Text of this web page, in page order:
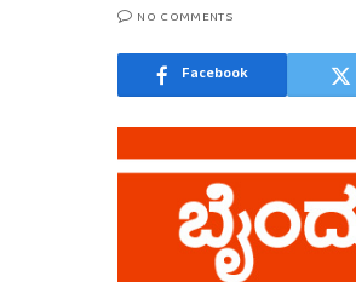
NO COMMENTS
Facebook